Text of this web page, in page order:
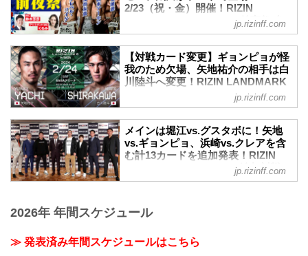
ー、大人気のPRACTICEセットアップな
この期間中にグッズを購入すればグッズ
が大会前に手元に届くので、グッズを着
用して会場や関連イベントに行くことも
可能だ！是非、WEB先行予約販売で公式
グッズを...
が実施されることが決定したぞ！
公開練習の様子はRIZIN FF公式Instagram
アカウントでライブ配信される予定だ！
が答えてくれるかも…！？
大会を間近に控えた選手たちの練習風
景、質疑応答の様子を是非ライブ配信で
公開練習 Instagramライブ配信スケジュ
ール
日付 開始時間 選手 その他
2/14（水） 16:30〜 堀江圭功 -
...
2/23（祝・金）開催！RIZIN
LANDMARK 8 in SAGA 前夜祭 参
加者大募集！ - RIZIN FIGHTING
FEDERATION オフィシャルサイト
更新情報
2/2（金）更新
* 元谷友貴がゲストファイターとして参加
クレベル・コイケ、山本アーセンがゲス
トファイターとして参加決定！
RIZINアンバサダーくるみがMCとして参
2月23日（祝・金）福岡県内にて「RIZIN
ることが決定したぞ！
今回のゲストファイターとして、昨年大
ベル・コイケ、元谷友貴、太田忍、RIZIN
jp.rizinff.com
【対戦カード変更】ギョンピョが怪
我のため欠場、矢地祐介の相手は白
川陸斗へ変更！RIZIN LANDMARK
8 in SAGA - RIZIN FIGHTING
FEDERATION オフィシャルサイト
2月24日（土）にSAGAアリーナで開催さ
れるRIZIN LANDMARK 8 in SAGAの矢地
祐介 vs. キム・ギョンピョの試合は、キ
ム・ギョンピョが怪我のため欠場、代わ
りに白川陸斗が矢地祐介の対戦相手とな
め欠場
ョは、練習中に左膝の前十字靭帯と後十
jp.rizinff.com
メインは堀江vs.グスタボに！矢地
vs.ギョンピョ、浜崎vs.クレアを含
む計13カードを追加発表！RIZIN
LANDMARK 8 in SAGA 追加対戦カ
ード発表記者会見 - RIZIN
LANDMARK 8 in SAGAの追加対戦カード
発表記者会見が行われた。
jp.rizinff.com
2026年 年間スケジュール
≫ 発表済み年間スケジュールはこちら